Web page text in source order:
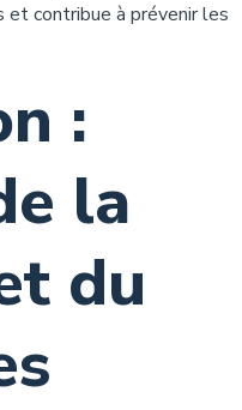
contribue à prévenir les
:
la
du